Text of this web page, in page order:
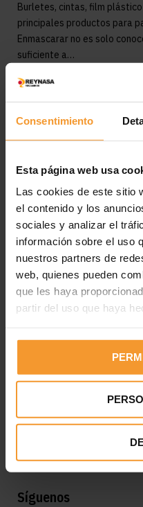
Consentimiento
Esta página web usa
Las cookies de este sitio
el contenido y los
sociales y analizar el
información sobre el uso
nuestros partners de
web, quienes pueden
que les haya
partir del uso que haya
Burletes, cintas, film
principales productos para
Enmascarar no es solo
suficiente a…
LEER MÁS
Entradas recientes
Los neumáticos están
accidentes de tráfico con
cuando el 35% de
Electricidad estática en
prevención
Desfase del 45,1% entre
aseguradoras por la
Diagnóstico en el taller
Síguenos